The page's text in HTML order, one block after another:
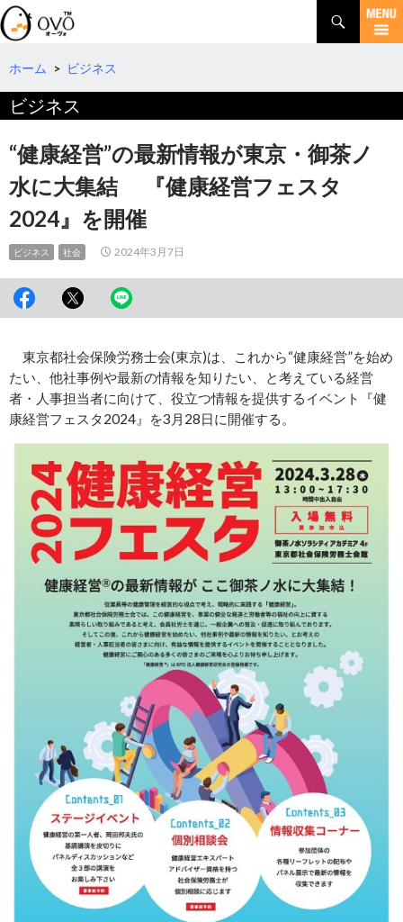
検
索
コ
テ
へ
移
ホーム > ビジネス
ビジネス
“健康経営”の最新情報が東京・御茶ノ
水に大集結 『健康経営フェスタ
2024』を開催
ビジネス 社会 2024年3月7日
東京都社会保険労務士会(東京)は、これから“健康経営”を始め
たい、他社事例や最新の情報を知りたい、と考えている経営
者・人事担当者に向けて、役立つ情報を提供するイベント『健
康経営フェスタ2024』を3月28日に開催する。